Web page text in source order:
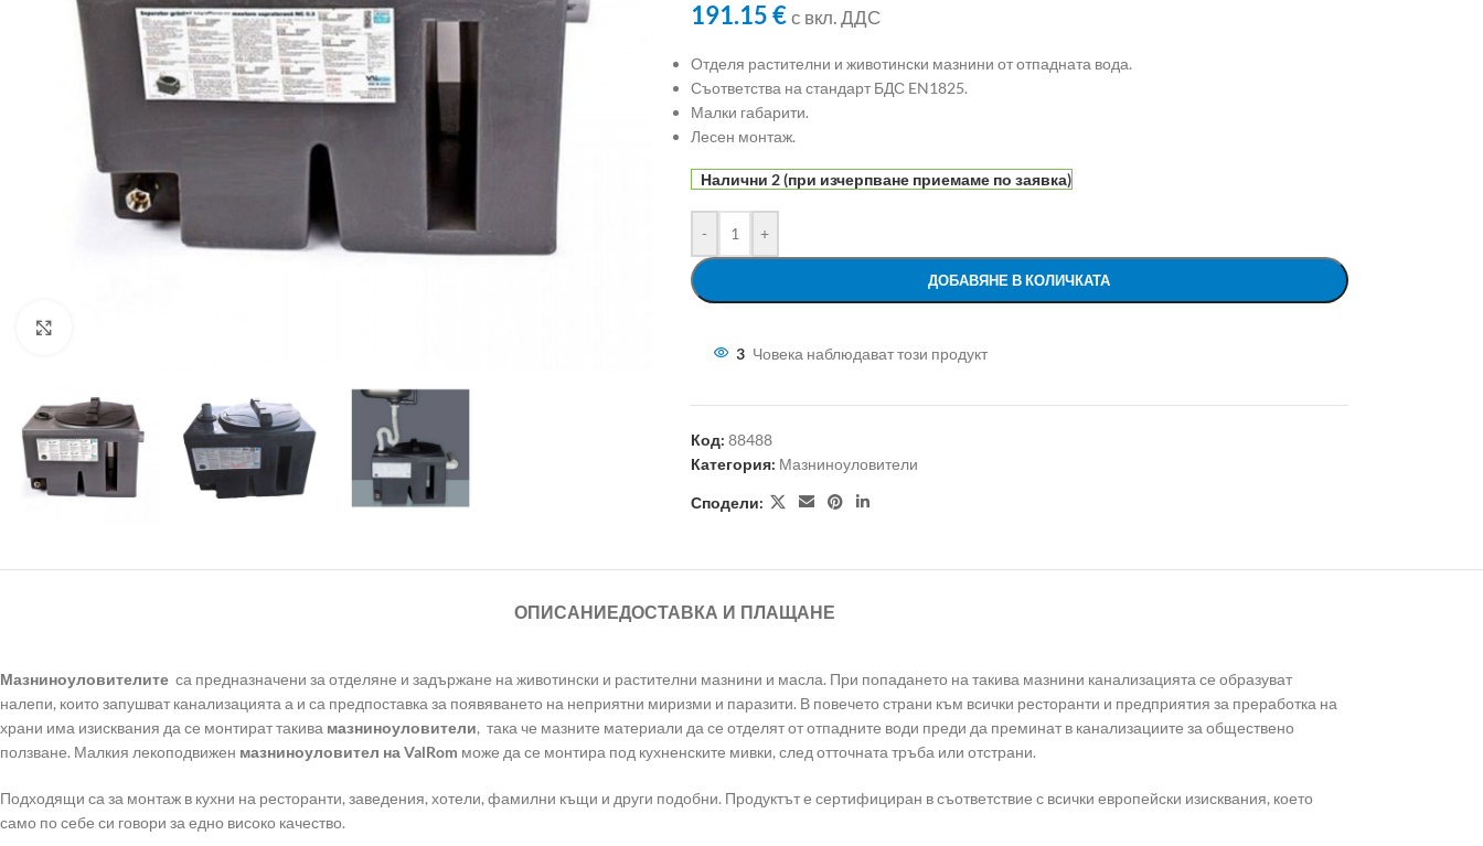
191.15€с вкл. ДДС
Отделя растителни и животински мазнини от отпадната вода.
Съответства на стандарт БДС EN1825.
Малки габарити.
Лесен монтаж.
Налични 2 (при изчерпване приемаме по заявка)
- +
ДОБАВЯНЕ В КОЛИЧКАТА
3 Човека наблюдават този продукт
Код: 88488
Категория: Мазниноуловители
Сподели:
ОПИСАНИЕДОСТАВКА И ПЛАЩАНЕ
Мазниноуловителите са предназначени за отделяне и задържане на животински и растителни мазнини и масла. При попадането на такива мазнини канализацията се образуват
налепи, които запушват канализацията а и са предпоставка за появяването на неприятни миризми и паразити. В повечето страни към всички ресторанти и предприятия за преработка на
храни има изисквания да се монтират такива мазниноуловители, така че мазните материали да се отделят от отпадните води преди да преминат в канализациите за обществено
ползване. Малкия лекоподвижен мазниноуловител на ValRom може да се монтира под кухненските мивки, след отточната тръба или отстрани.
Подходящи са за монтаж в кухни на ресторанти, заведения, хотели, фамилни къщи и други подобни. Продуктът е сертифициран в съответствие с всички европейски изисквания, което
само по себе си говори за едно високо качество.